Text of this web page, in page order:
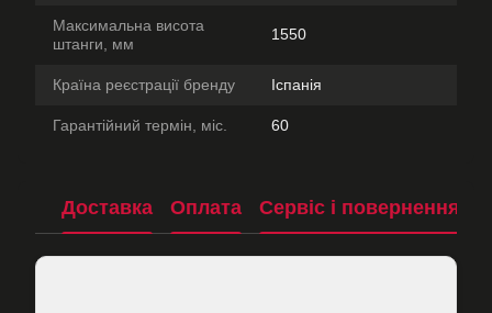
Максимальна висота
штанги, мм
1550
Країна реєстрації бренду Іспанія
Гарантійний термін, міс. 60
Доставка Оплата Сервіс і повернення